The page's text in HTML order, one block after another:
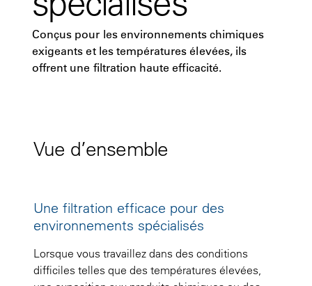
Conçus pour les environnements chimiques
exigeants et les températures élevées, ils
offrent une filtration haute efficacité.
Vue d’ensemble
Une filtration efficace pour des
environnements spécialisés
Lorsque vous travaillez dans des conditions
difficiles telles que des températures élevées,